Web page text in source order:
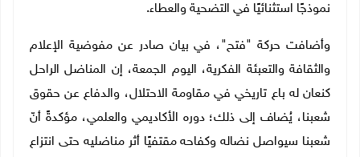
نموذجًا استثنائيًا في التضحية والعطاء.
وأضافت حركة "فتح"، في بيان صادر عن مفوضية الإعلام
والثقافة والتعبئة الفكرية، اليوم الجمعة، إن المناضل الراحل
كنعان له باع تاريخي في مقاومة الاحتلال، والدفاع عن حقوق
شعبنا، يُضاف إلى ذلك؛ دوره الأكاديمي والعلمي، مؤكدةً أنّ
شعبنا سيواصل نضاله وكفاحه مقتفيًا أثر مناضليه حتى انتزاع